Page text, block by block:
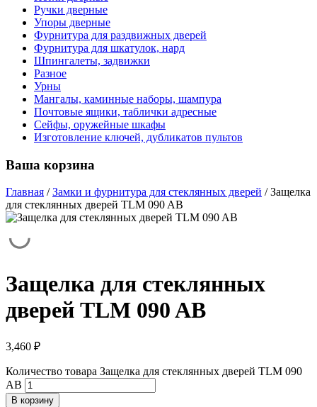
Ручки дверные
Упоры дверные
Фурнитура для раздвижных дверей
Фурнитура для шкатулок, нард
Шпингалеты, задвижки
Разное
Урны
Мангалы, каминные наборы, шампура
Почтовые ящики, таблички адресные
Сейфы, оружейные шкафы
Изготовление ключей, дубликатов пультов
Ваша корзина
Главная / Замки и фурнитура для стеклянных дверей / Защелка
для стеклянных дверей TLM 090 AB
Защелка для стеклянных
дверей TLM 090 AB
3,460 ₽
Количество товара Защелка для стеклянных дверей TLM 090
AB
В корзину